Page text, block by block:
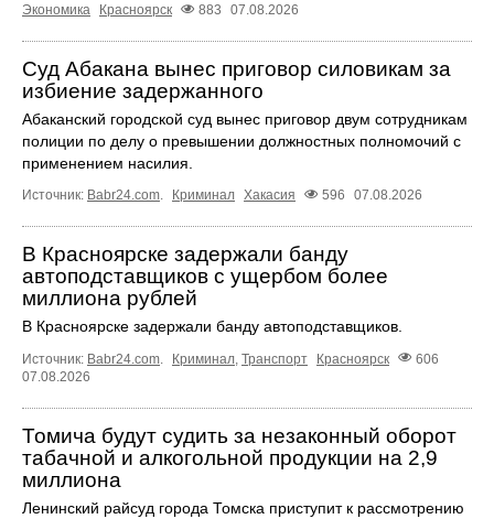
Экономика
Красноярск 883 07.08.2026
Суд Абакана вынес приговор силовикам за
избиение задержанного
Абаканский городской суд вынес приговор двум сотрудникам
полиции по делу о превышении должностных полномочий с
применением насилия.
Источник: Babr24.com. Криминал Хакасия 596 07.08.2026
В Красноярске задержали банду
автоподставщиков с ущербом более
миллиона рублей
В Красноярске задержали банду автоподставщиков.
Источник: Babr24.com Криминал Транспорт Красноярск
606
07.08.2026
Томича будут судить за незаконный оборот
табачной и алкогольной продукции на 2,9
миллиона
Ленинский райсуд города Томска приступит к рассмотрению